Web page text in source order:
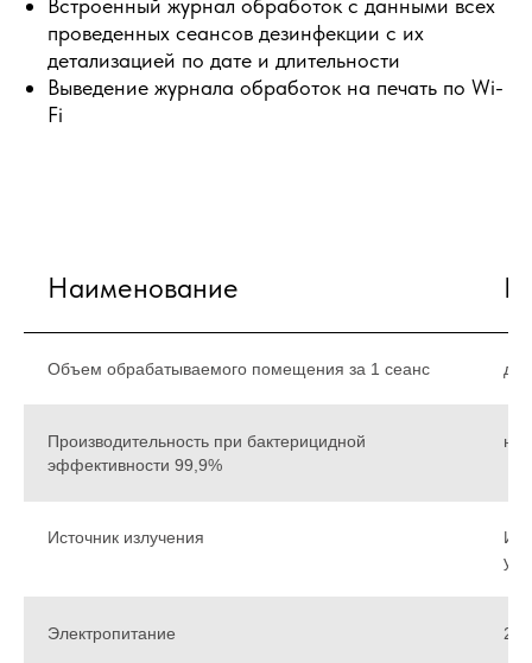
Встроенный журнал обработок с данными всех
проведенных сеансов дезинфекции с их
детализацией по дате и длительности
Выведение журнала обработок на печать по Wi-
Fi
Наименование
Объем обрабатываемого помещения за 1 сеанс до
Производительность при бактерицидной
эффективности 99,9%
не
Источник излучения
Электропитание